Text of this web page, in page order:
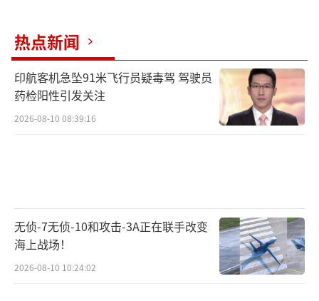
热点新闻
印航客机急坠91米飞行员疑毒驾 驾驶员
药检阳性引发关注
2026-08-10 08:39:16
无侦-7无侦-10和攻击-3A正在联手改变
海上战场！
2026-08-10 10:24:02